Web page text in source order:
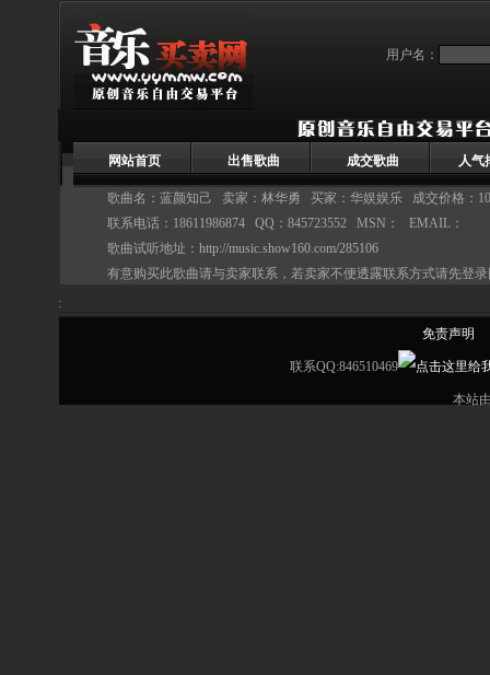
用户名：
网站首页 出售歌曲 成交歌曲 人气
歌曲名：蓝颜知己 卖家： 林华勇 买家：华娱娱乐 成交价格：
联系电话：18611986874 QQ：845723552 MSN： EMAIL：
歌曲试听地址： http://music.show160.com/285106
有意购买此歌曲请与卖家联系，若卖家不便透露联系方式请先登
:
免责声明
联系QQ:846510469
本站